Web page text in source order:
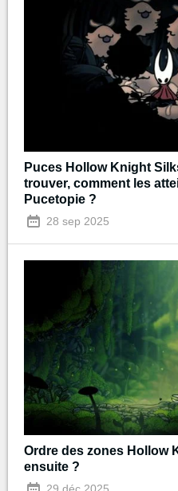
Puces Hollow Knight
trouver, comment les
Pucetopie ?
28 sep 2025
Ordre des zones Hollow
ensuite ?
29 déc 2025